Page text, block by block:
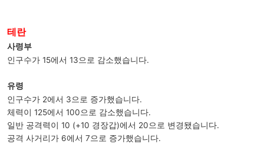
테란
사령부
인구수가 15에서 13으로 감소했습니다.
유령
인구수가 2에서 3으로 증가했습니다.
체력이 125에서 100으로 감소했습니다.
일반 공격력이 10 (+10 경장갑)에서 20으로 변경됐습니다.
공격 사거리가 6에서 7으로 증가했습니다.